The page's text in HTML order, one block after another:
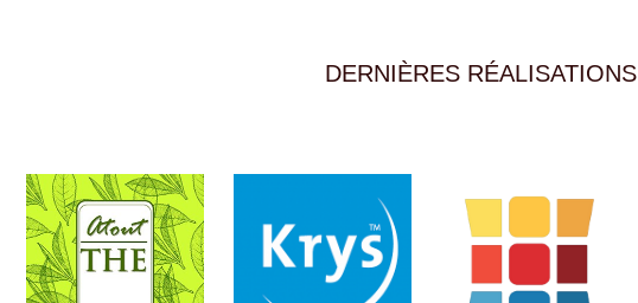
DERNIÈRES RÉALISATIONS